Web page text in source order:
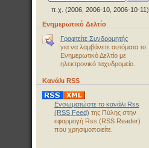
π.χ. (2006, 2006-10, 2006-10-11)
Ενημερωτικό Δελτίο
Γραφτείτε Συνδρομητής
για να λαμβάνετε αυτόματα το
Ενημερωτικό Δελτίο με
ηλεκτρονικό ταχυδρομείο.
Κανάλι RSS
Ενσωματώστε το κανάλι Rss
(RSS Feed) της Πύλης στην
εφαρμογή Rss (RSS Reader)
που χρησιμοποιείτε.